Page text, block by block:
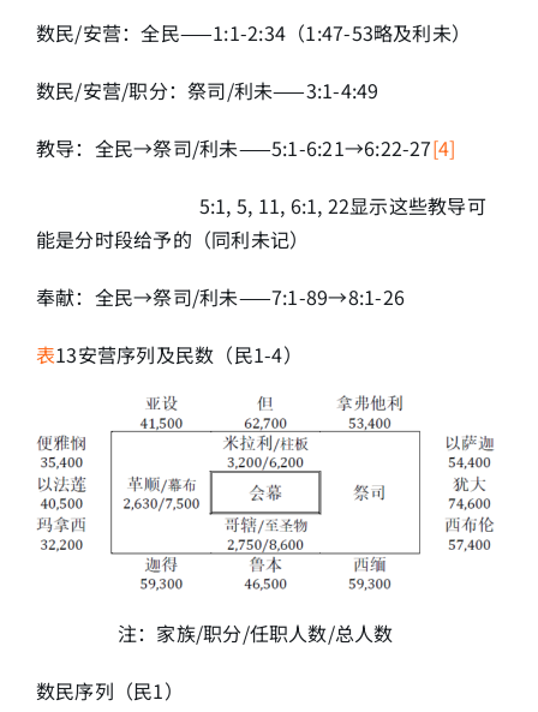
数民/安营：全民——1:1-2:34（1:47-53略及利未）
数民/安营/职分：祭司/利未——3:1-4:49
教导：全民→祭司/利未——5:1-6:21→6:22-27[4]
5:1, 5, 11, 6:1, 22显示这些教导可
能是分时段给予的（同利未记）
奉献：全民→祭司/利未——7:1-89→8:1-26
表13安营序列及民数（民1-4）
注：家族/职分/任职人数/总人数
数民序列（民1）